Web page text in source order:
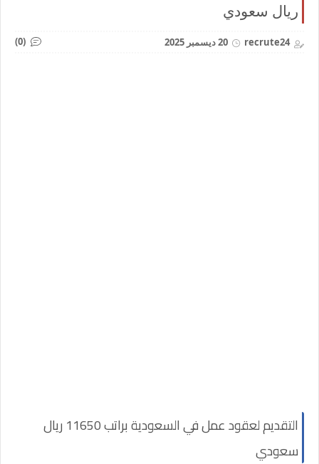
ريال سعودي
recrute24 20 ديسمبر 2025 (0)
التقديم لعقود عمل في السعودية براتب 11650 ريال
سعودي